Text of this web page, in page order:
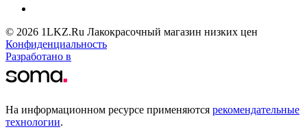
© 2026 1LKZ.Ru Лакокрасочный магазин низких цен
Конфиденциальность
Разработано в
На информационном ресурсе применяются рекомендательные
технологии.